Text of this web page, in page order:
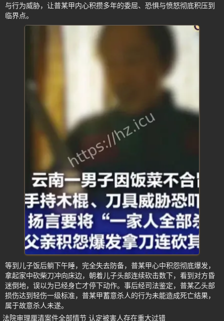
与行为威胁，让普某甲内心积攒多年的委屈、恐惧与愤怒彻底积压到
临界点。
等到儿子饭后躺下午睡，完全失去防备，普某甲心中积怨彻底爆发，
拿起家中砍柴刀冲向床边，朝着儿子头部连续砍击数下，看到对方昏
迷倒地，误以为已经身亡才停下动作。事后经司法鉴定，普某乙头部
损伤达到轻伤一级标准，普某甲蓄意杀人的行为未能造成死亡结果，
属于故意杀人未遂。
法院审理厘清案件全部情节 认定被害人存在重大过错